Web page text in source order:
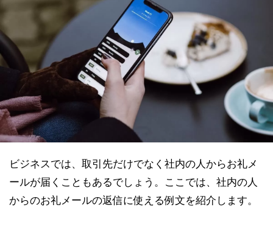
ビジネスでは、取引先だけでなく社内の人からお礼メ
ールが届くこともあるでしょう。ここでは、社内の人
からのお礼メールの返信に使える例文を紹介します。